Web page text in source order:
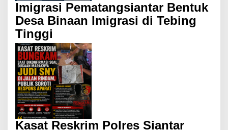
Imigrasi Pematangsiantar Bentuk
Desa Binaan Imigrasi di Tebing
Tinggi
Kasat Reskrim Polres Siantar